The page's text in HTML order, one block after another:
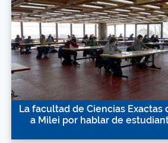
La facultad de Ciencias Exactas
a Milei por hablar de